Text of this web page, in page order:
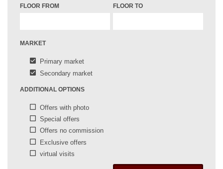
FLOOR FROM FLOOR TO
MARKET
Primary market
Secondary market
ADDITIONAL OPTIONS
Offers with photo
Special offers
Offers no commission
Exclusive offers
virtual visits